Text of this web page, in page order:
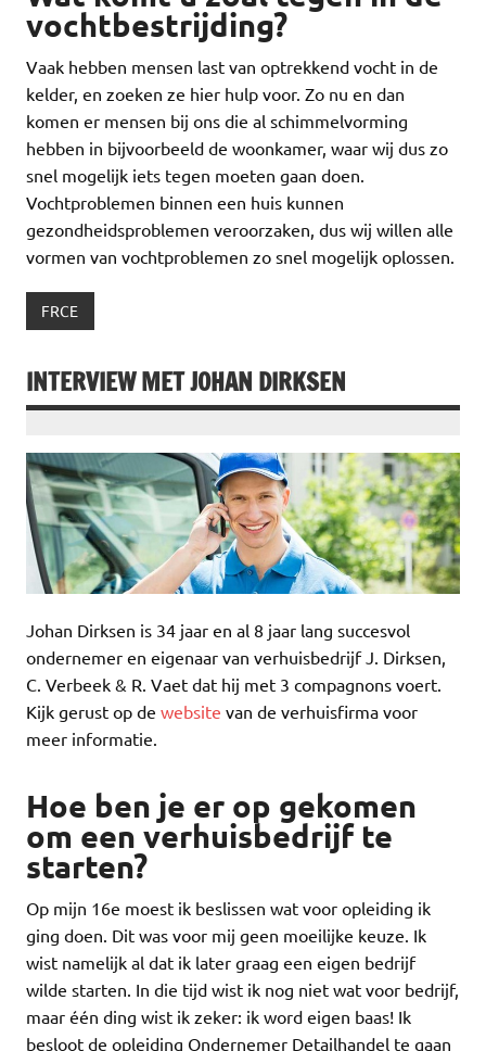
vochtbestrijding?
Vaak hebben mensen last van optrekkend vocht in de
kelder, en zoeken ze hier hulp voor. Zo nu en dan
komen er mensen bij ons die al schimmelvorming
hebben in bijvoorbeeld de woonkamer, waar wij dus zo
snel mogelijk iets tegen moeten gaan doen.
Vochtproblemen binnen een huis kunnen
gezondheidsproblemen veroorzaken, dus wij willen alle
vormen van vochtproblemen zo snel mogelijk oplossen.
FRCE
INTERVIEW MET JOHAN DIRKSEN
Johan Dirksen is 34 jaar en al 8 jaar lang succesvol
ondernemer en eigenaar van verhuisbedrijf J. Dirksen,
C. Verbeek & R. Vaet dat hij met 3 compagnons voert.
Kijk gerust op de website van de verhuisfirma voor
meer informatie.
Hoe ben je er op gekomen
om een verhuisbedrijf te
starten?
Op mijn 16e moest ik beslissen wat voor opleiding ik
ging doen. Dit was voor mij geen moeilijke keuze. Ik
wist namelijk al dat ik later graag een eigen bedrijf
wilde starten. In die tijd wist ik nog niet wat voor bedrijf,
maar één ding wist ik zeker: ik word eigen baas! Ik
besloot de opleiding Ondernemer Detailhandel te gaan